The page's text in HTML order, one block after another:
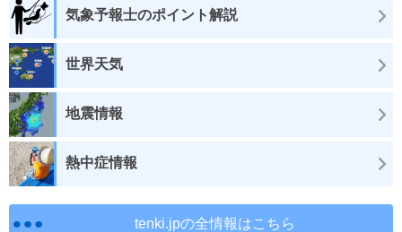
気象予報士のポイント解説
世界天気
地震情報
熱中症情報
tenki.jpの全情報はこちら